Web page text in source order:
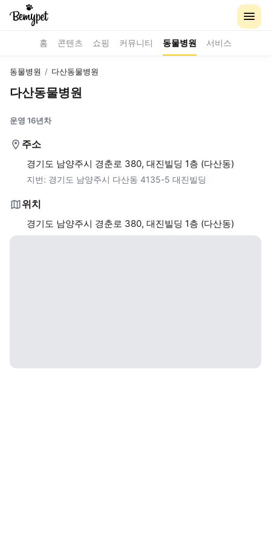
홈 콘텐츠 쇼핑 커뮤니티 동물병원 서비스
동물병원 / 다산동물병원
다산동물병원
운영 16년차
주소
경기도 남양주시 경춘로 380, 대진빌딩 1층 (다산동)
지번: 경기도 남양주시 다산동 4135-5 대진빌딩
위치
경기도 남양주시 경춘로 380, 대진빌딩 1층 (다산동)